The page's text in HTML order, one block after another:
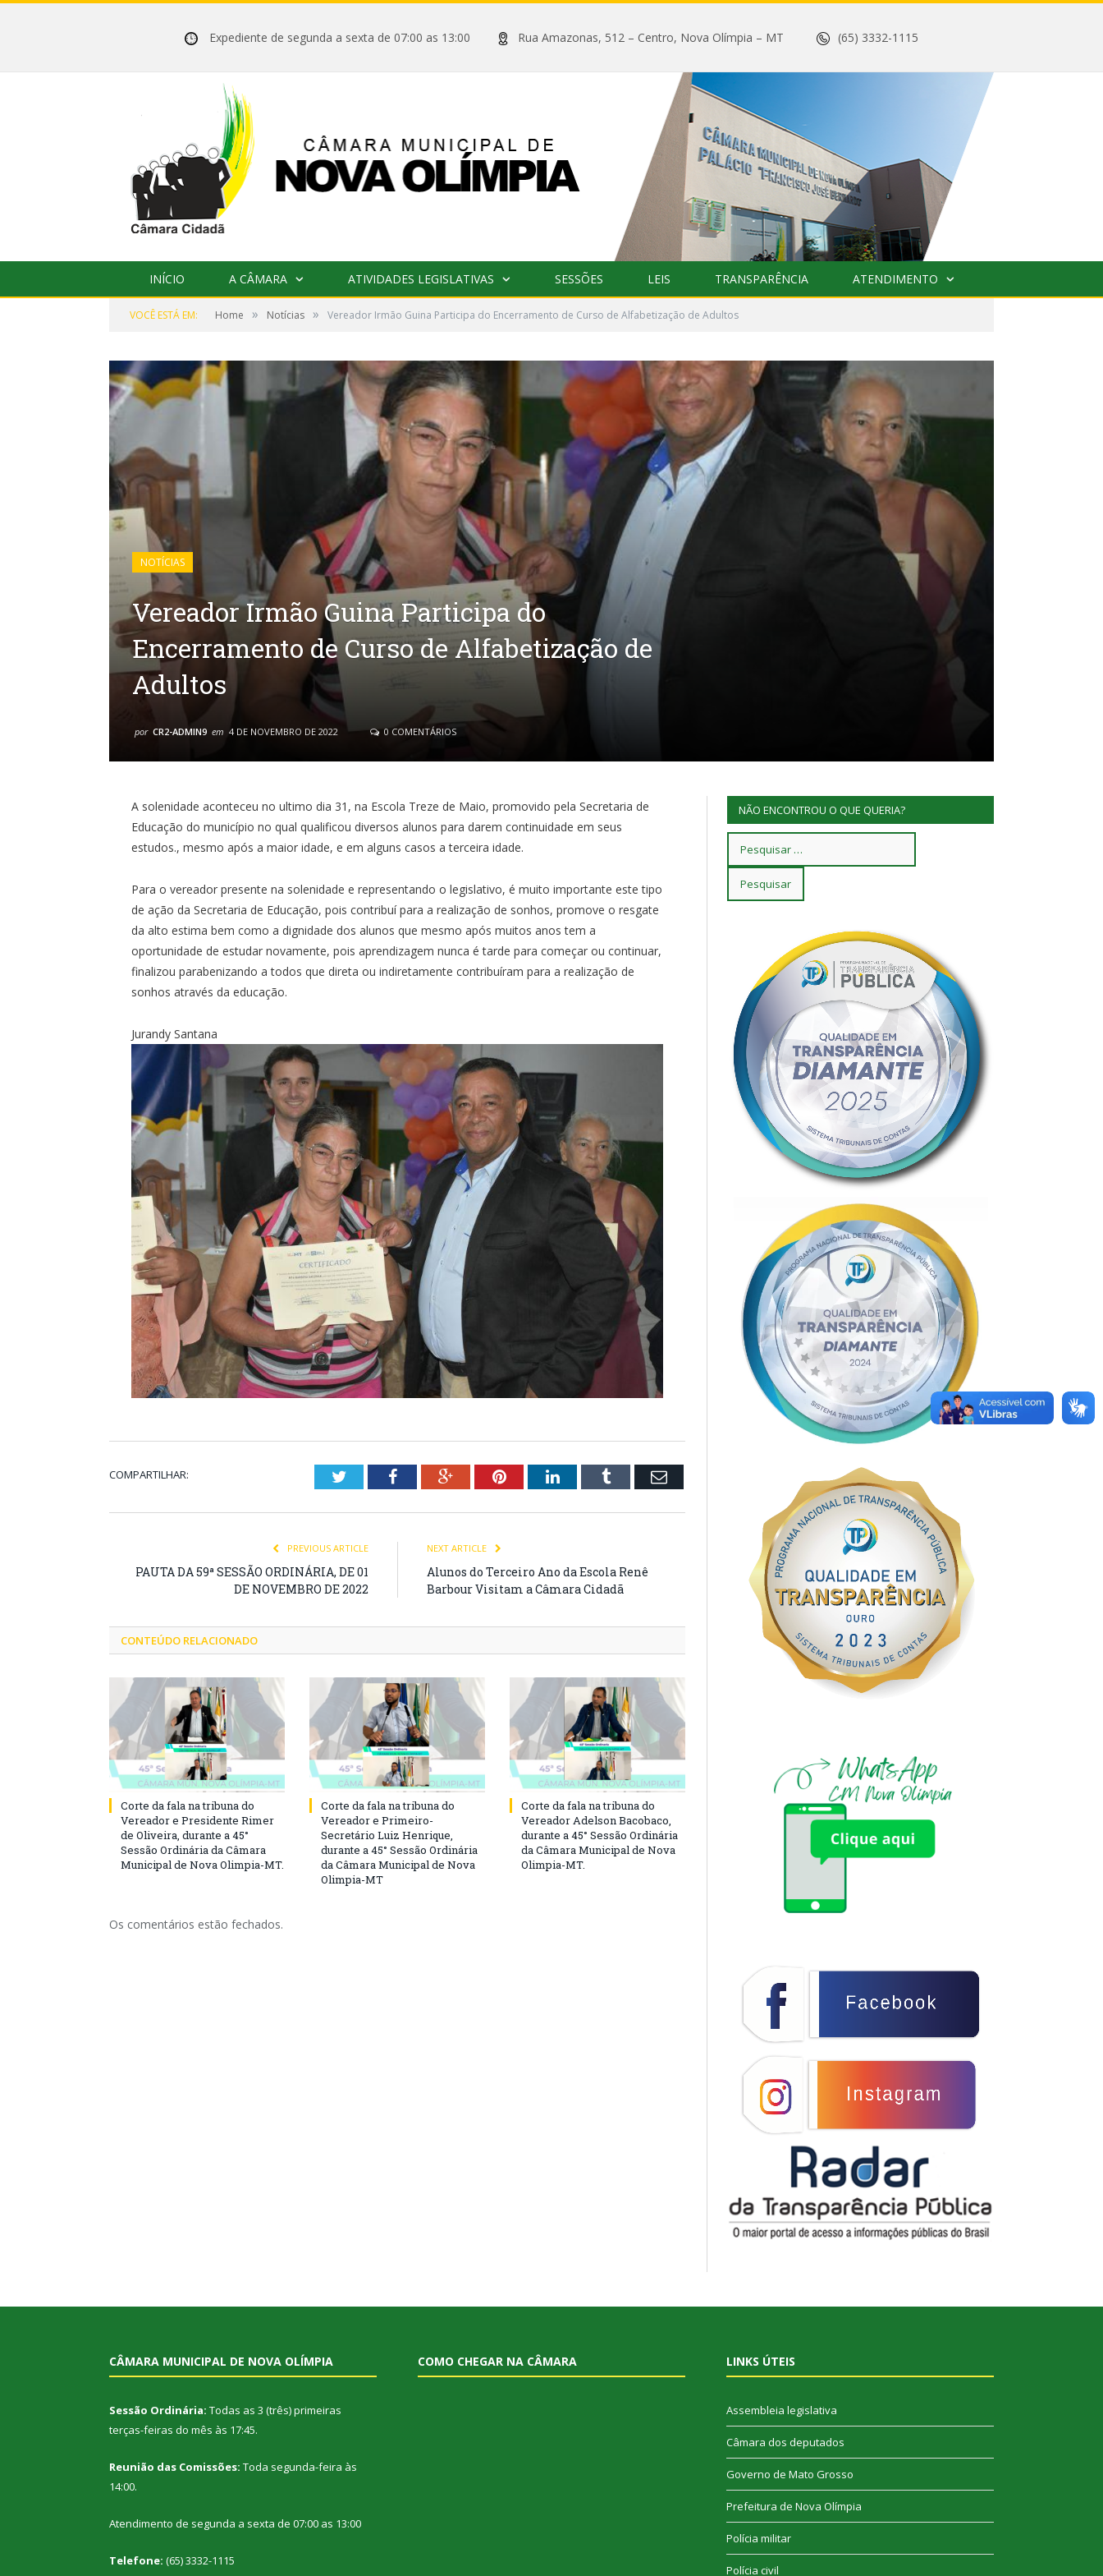
Expediente de segunda a sexta de 07:00 as 13:00 Rua Amazonas, 512 – Centro, Nova Olímpia – MT (65) 3332-1115
INÍCIO A CÂMARA ATIVIDADES LEGISLATIVAS SESSÕES LEIS TRANSPARÊNCIA ATENDIMENTO
VOCÊ ESTÁ EM: Home » Notícias » Vereador Irmão Guina Participa do Encerramento de Curso de Alfabetização de Adultos
NOTÍCIAS
Vereador Irmão Guina Participa do
Encerramento de Curso de Alfabetização de
Adultos
por CR2-ADMIN9 em 4 DE NOVEMBRO DE 2022 0 COMENTÁRIOS
A solenidade aconteceu no ultimo dia 31, na Escola Treze de Maio, promovido pela Secretaria de
Educação do município no qual qualificou diversos alunos para darem continuidade em seus
estudos., mesmo após a maior idade, e em alguns casos a terceira idade.
Para o vereador presente na solenidade e representando o legislativo, é muito importante este tipo
de ação da Secretaria de Educação, pois contribuí para a realização de sonhos, promove o resgate
da alto estima bem como a dignidade dos alunos que mesmo após muitos anos tem a
oportunidade de estudar novamente, pois aprendizagem nunca é tarde para começar ou continuar,
finalizou parabenizando a todos que direta ou indiretamente contribuíram para a realização de
sonhos através da educação.
Jurandy Santana
COMPARTILHAR: TwitterFacebookGoogle+PinterestLinkedInTumblr Email
PREVIOUS ARTICLE
PAUTA DA 59ª SESSÃO ORDINÁRIA, DE 01
DE NOVEMBRO DE 2022
NEXT ARTICLE
Alunos do Terceiro Ano da Escola Renê
Barbour Visitam a Câmara Cidadã
CONTEÚDO RELACIONADO
Corte da fala na tribuna do
Vereador e Presidente Rimer
de Oliveira, durante a 45°
Sessão Ordinária da Câmara
Municipal de Nova Olimpia-MT.
Corte da fala na tribuna do
Vereador e Primeiro-
Secretário Luiz Henrique,
durante a 45° Sessão Ordinária
da Câmara Municipal de Nova
Olimpia-MT
Corte da fala na tribuna do
Vereador Adelson Bacobaco,
durante a 45° Sessão Ordinária
da Câmara Municipal de Nova
Olimpia-MT.
Os comentários estão fechados.
NÃO ENCONTROU O QUE QUERIA?
CÂMARA MUNICIPAL DE NOVA OLÍMPIA
Sessão Ordinária: Todas as 3 (três) primeiras
terças-feiras do mês às 17:45.
Reunião das Comissões: Toda segunda-feira às
14:00.
Atendimento de segunda a sexta de 07:00 as 13:00
Telefone: (65) 3332-1115
COMO CHEGAR NA CÂMARA LINKS ÚTEIS
Assembleia legislativa
Câmara dos deputados
Governo de Mato Grosso
Prefeitura de Nova Olímpia
Polícia militar
Polícia civil